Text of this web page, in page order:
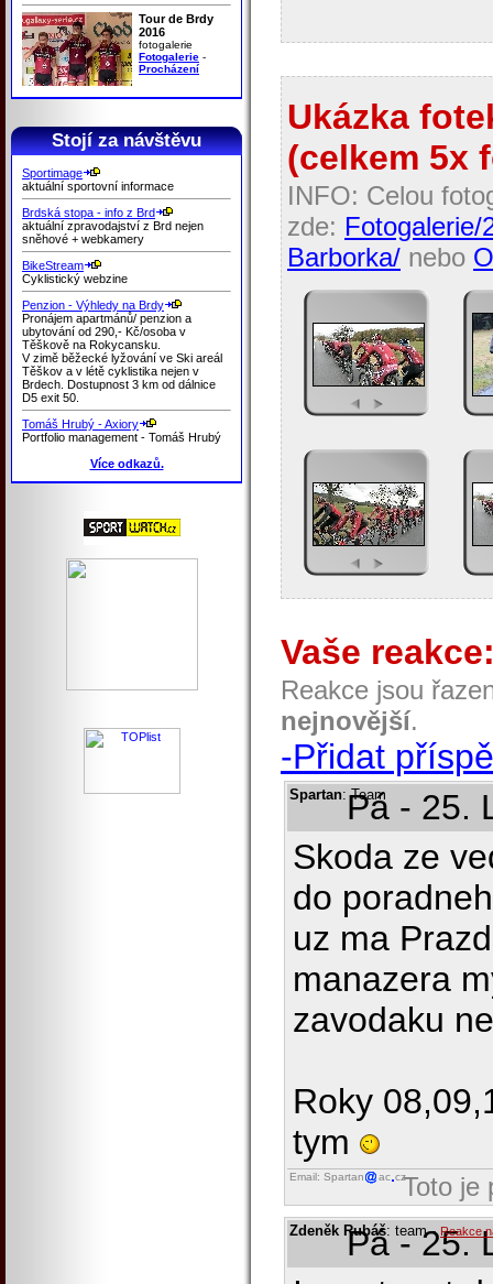
Tour de Brdy
2016
fotogalerie
Fotogalerie -
Procházení
Stojí za návštěvu
Sportimage
aktuální sportovní informace
Brdská stopa - info z Brd
aktuální zpravodajství z Brd nejen
sněhové + webkamery
BikeStream
Cyklistický webzine
Penzion - Výhledy na Brdy
Pronájem apartmánů/ penzion a
ubytování od 290,- Kč/osoba v
Těškově na Rokycansku.
V zimě běžecké lyžování ve Ski areál
Těškov a v létě cyklistika nejen v
Brdech. Dostupnost 3 km od dálnice
D5 exit 50.
Tomáš Hrubý - Axiory
Portfolio management - Tomáš Hrubý
Více odkazů.
Ukázka
(celkem 5x
INFO: Celou
zde: Fotogalerie/
Barborka/ nebo
Vaše
Reakce jsou
nejnovější.
-Přidat
Spartan: Team
Pá - 25.
Skoda ze
do
uz ma
manazera
zavodaku
Roky
tym
Email: Spartan ac czToto je
Zdeněk Rubáš: team- Reakce
Pá - 25.